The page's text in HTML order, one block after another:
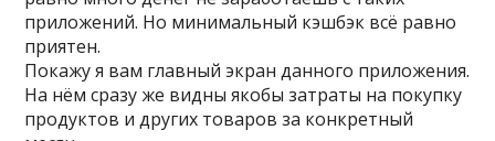
приложений. Но минимальный кэшбэк всё равно
приятен.
Покажу я вам главный экран данного приложения.
На нём сразу же видны якобы затраты на покупку
продуктов и других товаров за конкретный